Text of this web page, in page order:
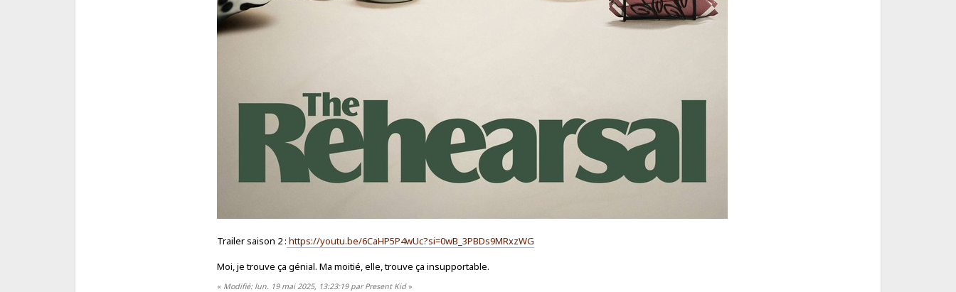
Trailer saison 2 : https://youtu.be/6CaHP5P4wUc?si=0wB_3PBDs9MRxzWG
Moi, je trouve ça génial. Ma moitié, elle, trouve ça insupportable.
« Modifié: lun. 19 mai 2025, 13:23:19 par Present Kid»